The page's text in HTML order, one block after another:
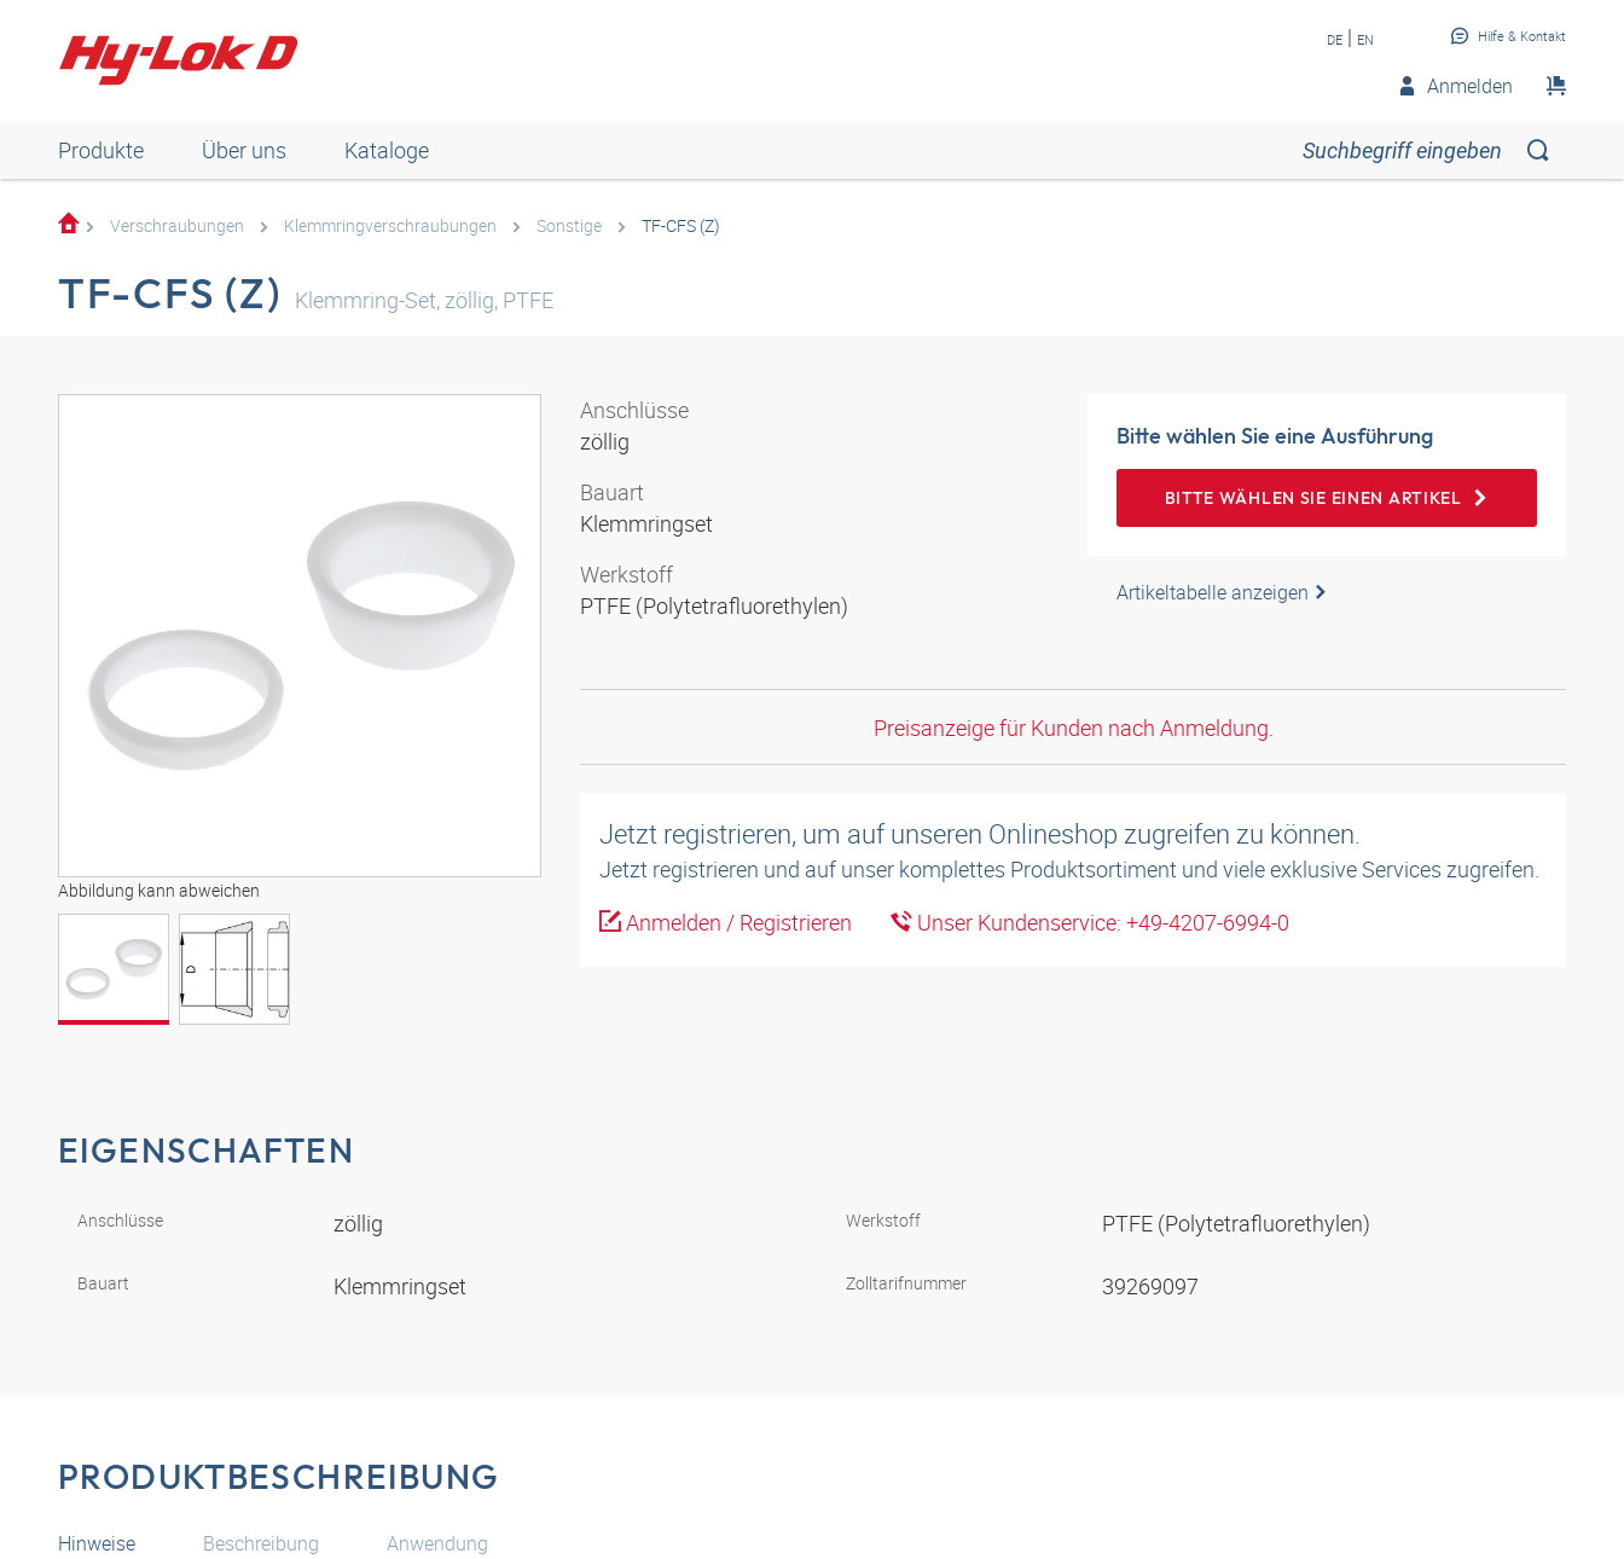
DE | EN Hilfe & Kontakt
Anmelden
Produkte Über uns Kataloge
Verschraubungen Klemmringverschraubungen Sonstige TF-CFS (Z)
TF-CFS (Z) Klemmring-Set, zöllig, PTFE
Abbildung kann abweichen
Anschlüsse
zöllig
Bauart
Klemmringset
Werkstoff
PTFE (Polytetrafluorethylen)
Bitte wählen Sie eine Ausführung
BITTE WÄHLEN SIE EINEN ARTIKEL
Artikeltabelle anzeigen
Preisanzeige für Kunden nach Anmeldung.
Jetzt registrieren, um auf unseren Onlineshop zugreifen zu können.
Jetzt registrieren und auf unser komplettes Produktsortiment und viele exklusive Services zugreifen.
Anmelden / Registrieren
Unser Kundenservice: +49-4207-6994-0
EIGENSCHAFTEN
Anschlüsse zöllig
Bauart Klemmringset
Werkstoff PTFE (Polytetrafluorethylen)
Zolltarifnummer 39269097
PRODUKTBESCHREIBUNG
Hinweise Beschreibung Anwendung